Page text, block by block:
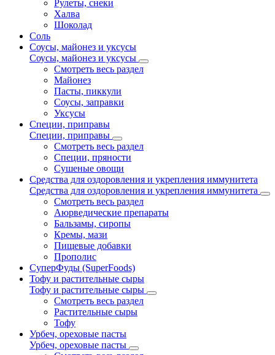
Рулеты, снеки
Халва
Шоколад
Соль
Соусы, майонез и уксусы
Соусы, майонез и уксусы
Смотреть весь раздел
Майонез
Пасты, пиккули
Соусы, заправки
Уксусы
Специи, приправы
Специи, приправы
Смотреть весь раздел
Специи, пряности
Сушеные овощи
Средства для оздоровления и укрепления иммунитета
Средства для оздоровления и укрепления иммунитета
Смотреть весь раздел
Аюрведические препараты
Бальзамы, сиропы
Кремы, мази
Пищевые добавки
Прополис
СуперФуды (SuperFoods)
Тофу и растительные сыры
Тофу и растительные сыры
Смотреть весь раздел
Растительные сыры
Тофу
Урбеч, ореховые пасты
Урбеч, ореховые пасты